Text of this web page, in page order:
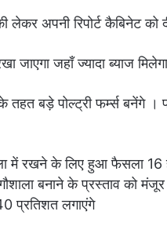
अपनी रिपोर्ट कैबिनेट को
जाएगा जहाँ ज्यादा ब्याज
तहत बड़े पोल्ट्री फर्म्स बनेंगे ।
में रखने के लिए हुआ फैसला
बनाने के प्रस्ताव को
प्रतिशत लगाएंगे